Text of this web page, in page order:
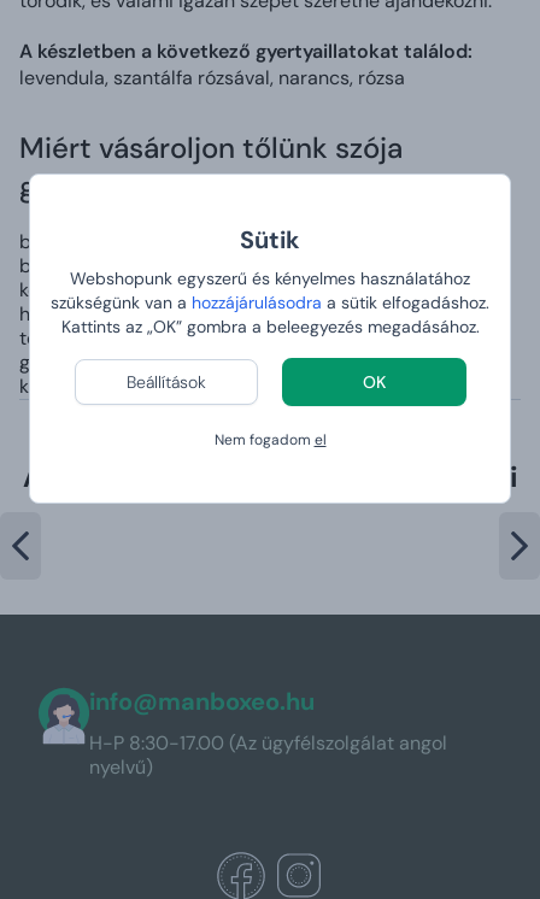
Sütik
Webshopunk egyszerű és kényelmes használatához
szükségünk van a hozzájárulásodra a sütik elfogadáshoz.
Kattints az „OK” gombra a beleegyezés megadásához.
Beállítások OK
Nem fogadom el
A készletben a következő gyertyaillatokat találod:
levendula, szantálfa rózsával, narancs, rózsa
Miért vásároljon tőlünk szója
gyertyát?
bio, vegán és hipoallergén
bio, vegán és hipoallergén
kézzel készülnek és díszítik őket
hosszú égési idővel rendelkeznek - akár 44 órán át
több természetes illóolajat tartalmaznak, mint más
gyertyák (10%)
különféle illatok és minták közül választhat
A kategória legkelendőbb termékei
info@manboxeo.hu
H-P 8:30-17.00 (Az ügyfélszolgálat angol
nyelvű)